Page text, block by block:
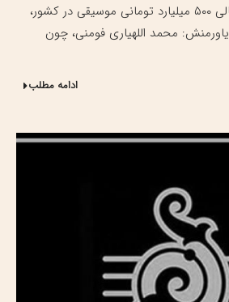
دفتر، به نسبت گردش مالی ۵۰۰ میلیارد تومانی موسیقی در کشور،
محمد اللهیاری فومنی، چون
ادامه مطلب